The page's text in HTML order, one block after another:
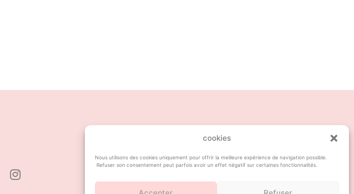
cookies
Nous utilisons des cookies uniquement pour offrir la meilleure expérience de navigation possible.
Refuser son consentement peut parfois avoir un effet négatif sur certaines fonctionnalités.